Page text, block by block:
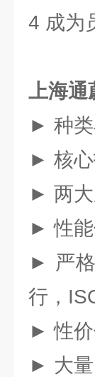
4 成为
上海通
► 种类
► 核心
► 两大
► 性能
► 严
行，
► 性价
► 大量